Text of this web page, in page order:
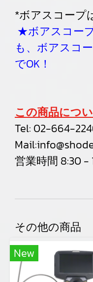
*ボアスコープ
★ボアスコー
も、ボアスコ
でOK！
この商品につ
Tel: 02-664-
Mail:
営業時間 8:30 -
その他の商品
New